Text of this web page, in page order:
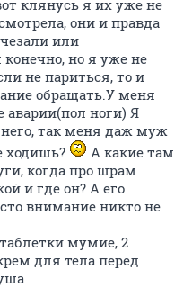
клянусь я их уже не
они и правда
или
но я уже не
не париться, то и
обращать.У меня
ноги) Я
так меня даж муж
ходишь?
А какие там
когда про шрам
и где он? А его
внимание никто не
мумие, 2
для тела перед